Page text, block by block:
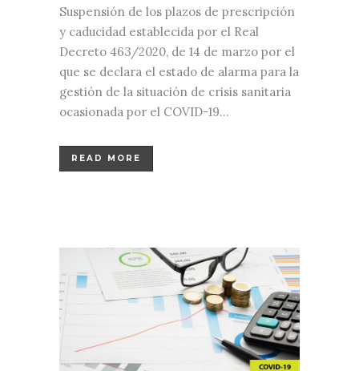
Suspensión de los plazos de prescripción
y caducidad establecida por el Real
Decreto 463/2020, de 14 de marzo por el
que se declara el estado de alarma para la
gestión de la situación de crisis sanitaria
ocasionada por el COVID-19...
READ MORE